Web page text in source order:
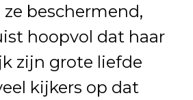
ze beschermend,
hoopvol dat haar
zijn grote liefde
kijkers op dat